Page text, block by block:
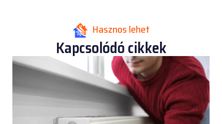
Hasznos lehet
Kapcsolódó cikkek